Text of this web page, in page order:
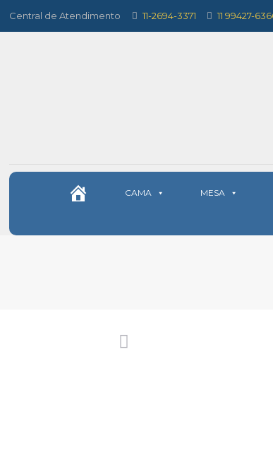
Central de Atendimento 11-2694-3371 11 99427-
CAMA MESA